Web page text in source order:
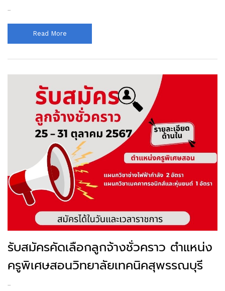
...
Read More
รับสมัครคัดเลือกลูกจ้างชั่วคราว ตำแหน่ง
ครูพิเศษสอนวิทยาลัยเทคนิคสุพรรณบุรี
...